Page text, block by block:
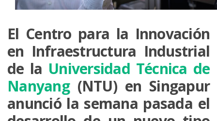
El Centro para la Innovación
en Infraestructura Industrial
de la Universidad Técnica de
Nanyang (NTU) en Singapur
anunció la semana pasada el